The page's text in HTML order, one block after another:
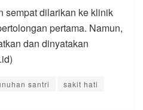
sempat dilarikan ke klinik
pertama. Namun,
dan dinyatakan
santri sakit hati